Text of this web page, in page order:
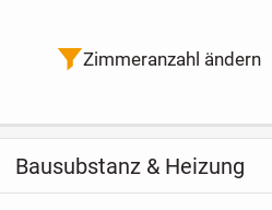
Zimmeranzahl ändern
Bausubstanz & Heizung